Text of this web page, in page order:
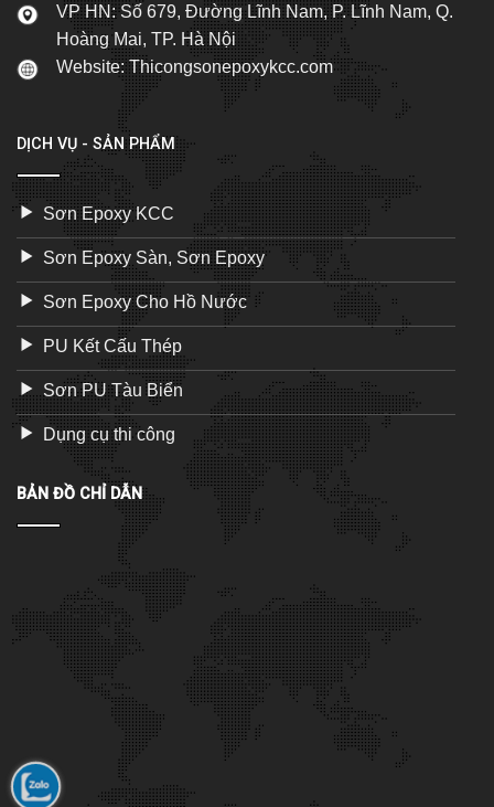
VP HN: Số 679, Đường Lĩnh Nam, P. Lĩnh Nam, Q.
Hoàng Mai, TP. Hà Nội
Website: Thicongsonepoxykcc.com
DỊCH VỤ - SẢN PHẨM
Sơn Epoxy KCC
Sơn Epoxy Sàn, Sơn Epoxy
Sơn Epoxy Cho Hồ Nước
PU Kết Cấu Thép
Sơn PU Tàu Biển
Dụng cụ thi công
BẢN ĐỒ CHỈ DẪN